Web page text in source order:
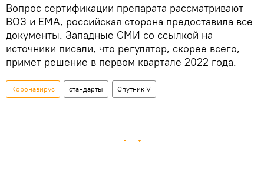
Вопрос сертификации препарата рассматривают
ВОЗ и ЕМА, российская сторона предоставила все
документы. Западные СМИ со ссылкой на
источники писали, что регулятор, скорее всего,
примет решение в первом квартале 2022 года.
Коронавирус стандарты Спутник V